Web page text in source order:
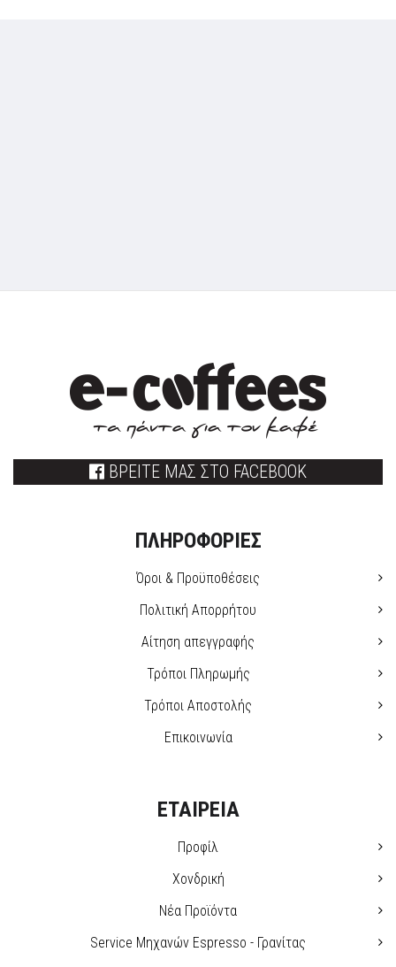
ΒΡΕΙΤΕ ΜΑΣ ΣΤΟ FACEBOOK
ΠΛΗΡΟΦΟΡΙΕΣ
Όροι & Προϋποθέσεις
Πολιτική Απορρήτου
Αίτηση απεγγραφής
Τρόποι Πληρωμής
Τρόποι Αποστολής
Επικοινωνία
ΕΤΑΙΡΕΙΑ
Προφίλ
Χονδρική
Νέα Προϊόντα
Service Μηχανών Espresso - Γρανίτας